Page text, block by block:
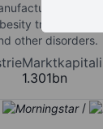
and
treatments.
other disorders.
1.301bn
/